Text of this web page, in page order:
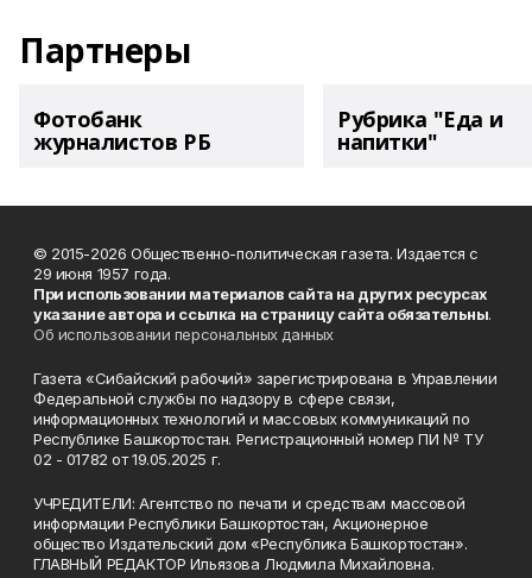
Партнеры
Фотобанк
журналистов РБ
Рубрика "Еда и
напитки"
© 2015-2026 Общественно-политическая газета. Издается с
29 июня 1957 года.
При использовании материалов сайта на других ресурсах
указание автора и ссылка на страницу сайта обязательны.
Об использовании персональных данных
Газета «Сибайский рабочий» зарегистрирована в Управлении
Федеральной службы по надзору в сфере связи,
информационных технологий и массовых коммуникаций по
Республике Башкортостан. Регистрационный номер ПИ № ТУ
02 - 01782 от 19.05.2025 г.
УЧРЕДИТЕЛИ: Агентство по печати и средствам массовой
информации Республики Башкортостан, Акционерное
общество Издательский дом «Республика Башкортостан».
ГЛАВНЫЙ РЕДАКТОР Ильязова Людмила Михайловна.